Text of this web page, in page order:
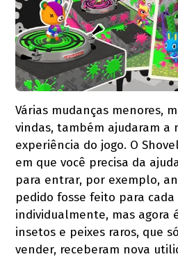
Várias mudanças menores,
vindas, também ajudaram a
experiência do jogo. O
em que você precisa da
para entrar, por exemplo,
pedido fosse feito para
individualmente, mas agora
insetos e peixes raros, que
vender, receberam nova